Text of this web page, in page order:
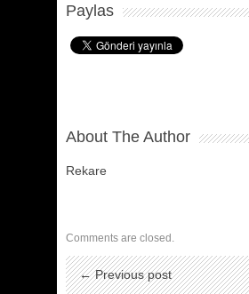
Paylas
About The Author
Rekare
Comments are closed.
← Previous post